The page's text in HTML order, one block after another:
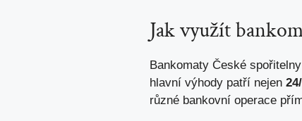
Jak využít
Bankomaty České
hlavní výhody patří nejen
různé bankovní operace